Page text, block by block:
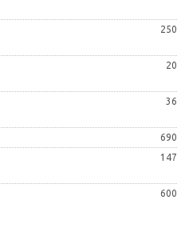
250
20
36
690
147
600